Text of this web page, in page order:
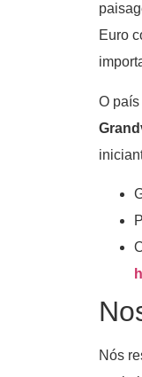
Euro
O
Nós